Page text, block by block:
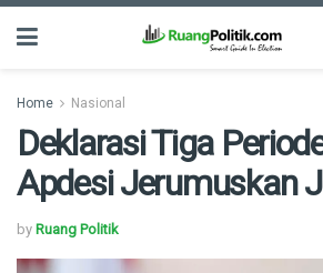
Home Nasional
Deklarasi Tiga
Apdesi Jerumuskan
by Ruang Politik